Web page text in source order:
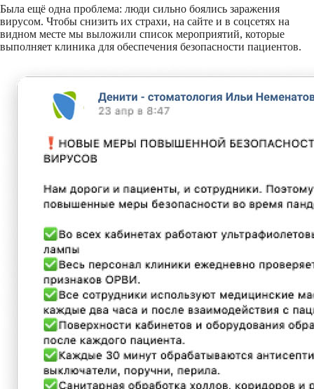
Была ещё одна проблема: люди сильно боялись заражения
вирусом. Чтобы снизить их страхи, на сайте и в соцсетях на
видном месте мы выложили список мероприятий, которые
выполняет клиника для обеспечения безопасности пациентов.